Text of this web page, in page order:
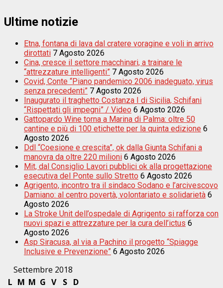
Ultime notizie
Etna, fontana di lava dal cratere voragine e voli in arrivo
dirottati 7 Agosto 2026
Cina, cresce il settore macchinari, a trainare le
“attrezzature intelligenti” 7 Agosto 2026
Covid, Conte “Piano pandemico 2006 inadeguato, virus
senza precedenti” 7 Agosto 2026
Inaugurato il traghetto Costanza I di Sicilia, Schifani
“Rispettati gli impegni” / Video 6 Agosto 2026
Gattopardo Wine torna a Marina di Palma: oltre 50
cantine e più di 100 etichette per la quinta edizione 6
Agosto 2026
Ddl “Coesione e crescita”, ok dalla Giunta Schifani a
manovra da oltre 220 milioni 6 Agosto 2026
Mit, dal Consiglio Lavori pubblici ok alla progettazione
esecutiva del Ponte sullo Stretto 6 Agosto 2026
Agrigento, incontro tra il sindaco Sodano e l’arcivescovo
Damiano: al centro povertà, volontariato e solidarietà 6
Agosto 2026
La Stroke Unit dell’ospedale di Agrigento si rafforza con
nuovi spazi e attrezzature per la cura dell’ictus 6
Agosto 2026
Asp Siracusa, al via a Pachino il progetto “Spiagge
Inclusive e Prevenzione” 6 Agosto 2026
Settembre 2018
L M M G V S
D